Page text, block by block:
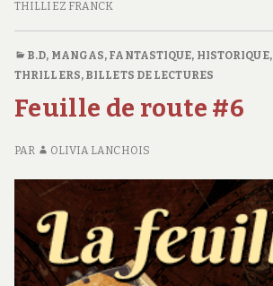
#10
THILLIEZ FRANCK
B.D, MANGAS, FANTASTIQUE, HISTORIQUE,
THRILLERS, BILLETS DE LECTURES
Feuille de route #6
PAR OLIVIA LANCHOIS